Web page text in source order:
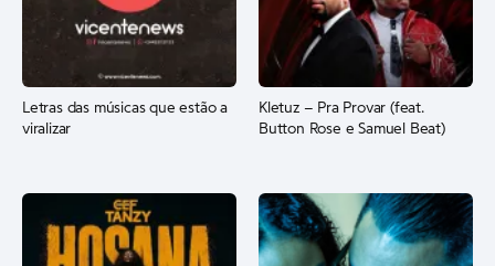
Letras das músicas que estão a
viralizar
Kletuz – Pra Provar (feat.
Button Rose e Samuel Beat)